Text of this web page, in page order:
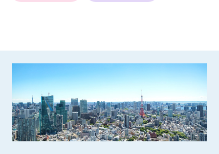
(9) その他、法律に反する行為
管理者は、会員が登録した内容が以下に該当する、またはその
恐れのあるものは、会員の承諾なく削除できるものとします。
(1) 登録されている情報が、第6条の定める禁止事項に該当する
と管理者が、判断した場合
(2) 建設資料館の運営および保守管理上、必要と判断した場合
(3) 広告掲載料金の支払が遅延した場合
(4) その他、管理者が不適当と判断した場合